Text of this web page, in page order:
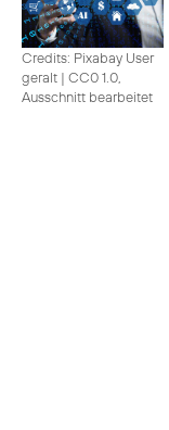
Credits: Pixabay User
geralt | CC0 1.0,
Ausschnitt bearbeitet